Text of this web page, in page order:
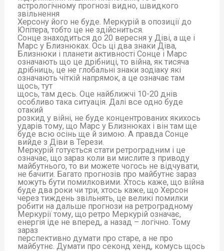
астрологічному прогнозі видно, швидкого
звільнення
Херсону його не буде. Меркурій в опозиції до
Юпітера, тобто це не здійсниться.
Сонце знаходиться до 20 вересня у Діві, а ще і
Марс у Близнюках. Ось ці два знаки Діва,
Близнюки і планети активності Сонце і Марс
означають що це дрібниці, то війна, як тисяча
дрібниць, це не глобальні знаки зодіаку які
означають чіткій напрямок, а це означає там
щось, тут
щось, там десь. Оце найближчі 10-20 днів
особливо така ситуація. Далі все одно буде
отакий
розкид у війні, не буде концентрованих якихось
ударів тому, що Марс у Близнюках і він там ще
буде всю осінь ще й зимою. А правда Сонце
вийде з Діви в Терези.
Меркурій готується стати ретроградним і це
означає, що зараз коли ви мислите з приводу
майбутнього, то ви можете чогось не відчувати,
не бачити. Багато прогнозів про майбутнє зараз
можуть бути помилковими. Хтось каже, що війна
буде два роки чи три, хтось каже, що Херсон
через тиждень звільнять, це великі помилки
робити на дальше прогнози на ретроградному
Меркурії тому, що ретро Меркурій означає,
енергія іде не вперед, а назад – логічно. Тому
зараз
перспективно думати про старе, а не про
майбутнє. Думати про секонд хенд, комусь щось